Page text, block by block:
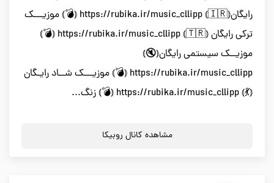
رایگان⦅🇮🇷⦆ https://rubika.ir/music_cllipp ⦅💣⦆ موزیـــک
ترکی رایگان ⦅🇹🇷⦆ https://rubika.ir/music_cllipp ⦅💣⦆
موزیــک سیستمی رایگان⦅🔇⦆
https://rubika.ir/music_cllipp ⦅💣⦆ موزیـــک شــاد رایـگان
⦅💃⦆ https://rubika.ir/music_cllipp ⦅💣⦆ زنگ...
مشاهده کانال روبیکا